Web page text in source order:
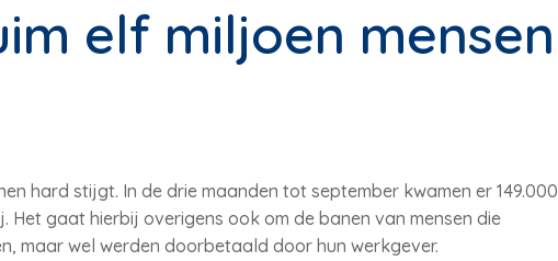
elf miljoen mensen
hard stijgt. In de drie maanden tot september kwamen er 149.000
Het gaat hierbij overigens ook om de banen van mensen die
maar wel werden doorbetaald door hun werkgever.